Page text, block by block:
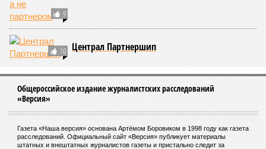
9
10 Централ Партнершип
Общероссийское издание журналистских расследований
«Версия»
Газета «Наша версия» основана Артёмом Боровиком в 1998 году как газета
расследований. Официальный сайт «Версия» публикует материалы
штатных и внештатных журналистов газеты и пристально следит за